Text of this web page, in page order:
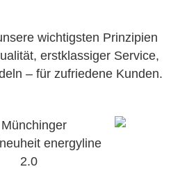
wichtigsten Prinzipien
erstklassiger Service,
– für zufriedene Kunden.